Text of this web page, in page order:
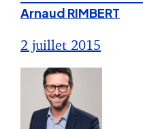
Arnaud RIMBERT
2 juillet 2015